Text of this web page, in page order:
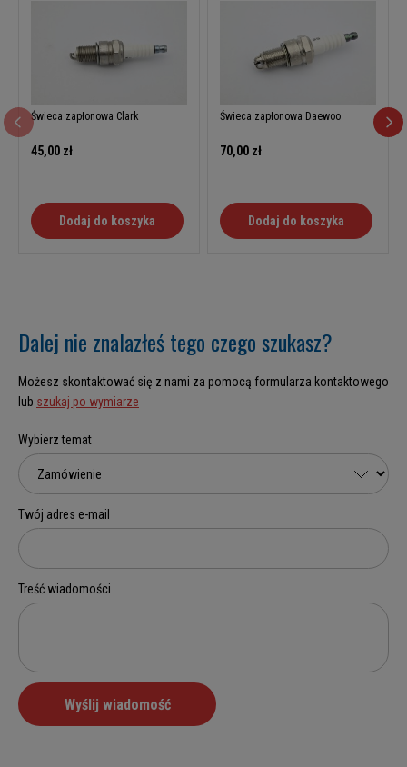
Świeca zapłonowa Clark
45,00 zł
Dodaj do koszyka
Świeca zapłonowa Daewoo
70,00 zł
Dodaj do koszyka
Dalej nie znalazłeś tego czego szukasz?
Możesz skontaktować się z nami za pomocą formularza kontaktowego
lub szukaj po wymiarze